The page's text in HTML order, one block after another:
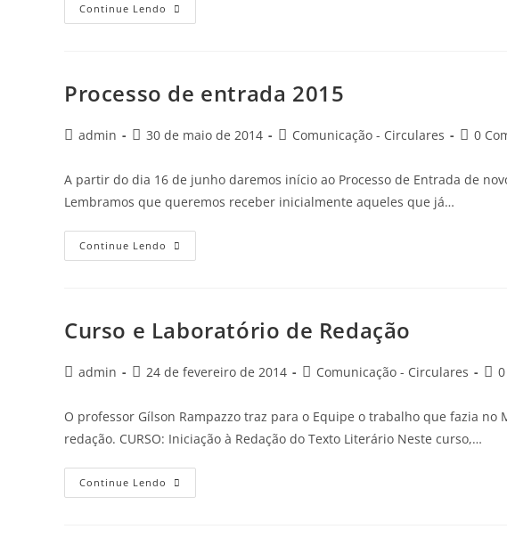
Continue Lendo
Processo de entrada 2015
admin 30 de maio de 2014 Comunicação - Circulares 0
A partir do dia 16 de junho daremos início ao Processo de Entrada de
Lembramos que queremos receber inicialmente aqueles que já…
Continue Lendo
Curso e Laboratório de Redação
admin 24 de fevereiro de 2014 Comunicação - Circulares
O professor Gílson Rampazzo traz para o Equipe o trabalho que fazia
redação. CURSO: Iniciação à Redação do Texto Literário Neste curso,…
Continue Lendo